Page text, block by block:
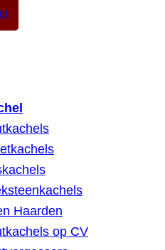
Haarden
op CV